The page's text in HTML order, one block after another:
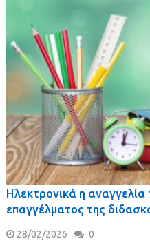
Ηλεκτρονικά η
επαγγέλματος της
28/02/2026 0